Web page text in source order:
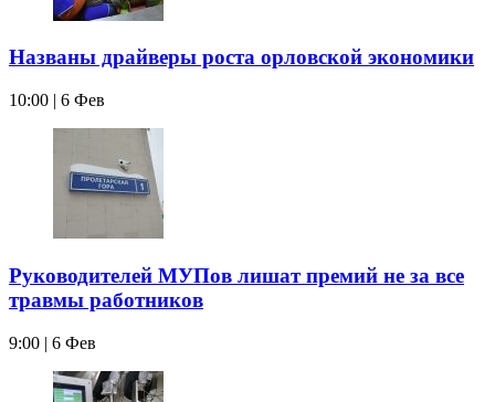
Названы драйверы роста орловской экономики
10:00 | 6 Фев
Руководителей МУПов лишат премий не за все
травмы работников
9:00 | 6 Фев